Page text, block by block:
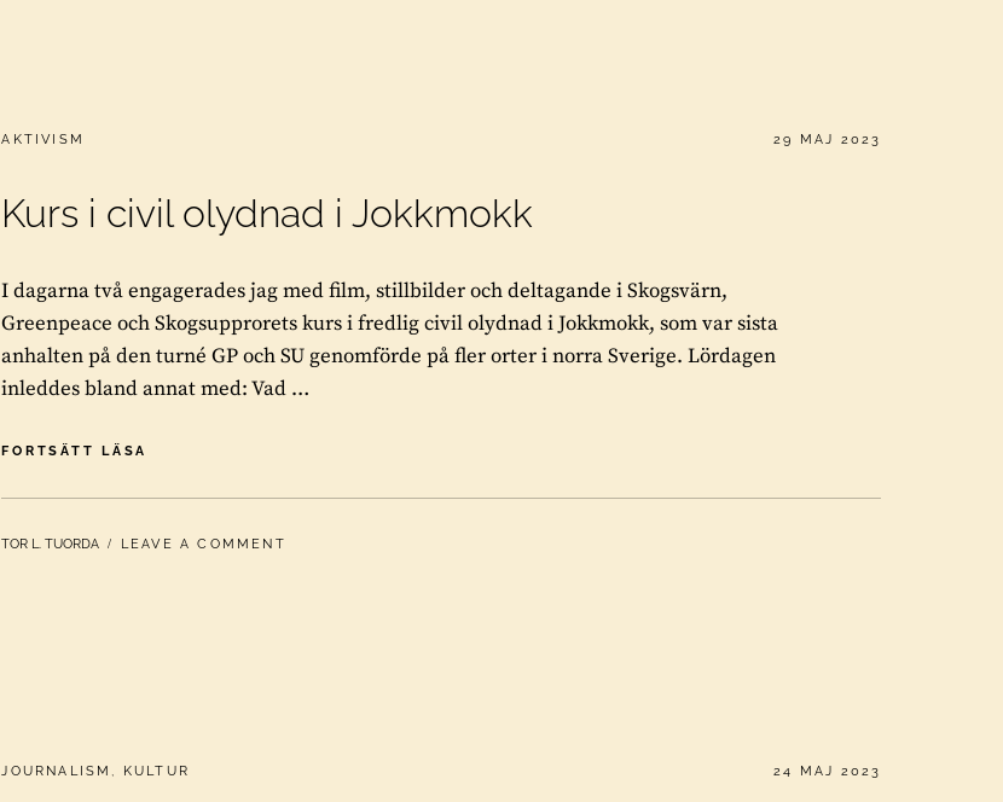
CATEGORIES:
AKTIVISM PUBLICERAT
29 MAJ 2023
Kurs i civil olydnad i Jokkmokk
I dagarna två engagerades jag med film, stillbilder och deltagande i Skogsvärn,
Greenpeace och Skogsupprorets kurs i fredlig civil olydnad i Jokkmokk, som var sista
anhalten på den turné GP och SU genomförde på fler orter i norra Sverige. Lördagen
inleddes bland annat med: Vad …
FORTSÄTT LÄSA
CIVIL
I
BY
TOR L. TUORDA LEAVE A COMMENT
CATEGORIES:
JOURNALISM , KULTUR PUBLICERAT
24 MAJ 2023